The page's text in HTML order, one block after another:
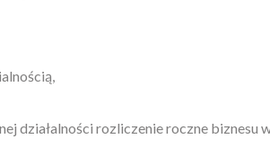
działalności rozliczenie roczne biznesu